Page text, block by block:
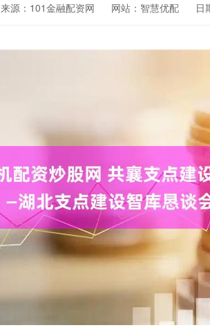
来源：101金融配资网 网站：智慧优配 日